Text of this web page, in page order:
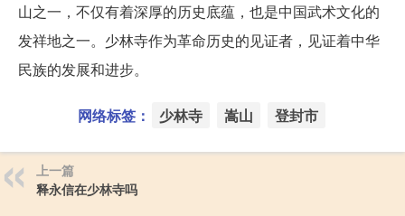
山之一，不仅有着深厚的历史底蕴，也是中国武术文化的
发祥地之一。少林寺作为革命历史的见证者，见证着中华
民族的发展和进步。
网络标签： 少林寺 嵩山 登封市
上一篇
释永信在少林寺吗